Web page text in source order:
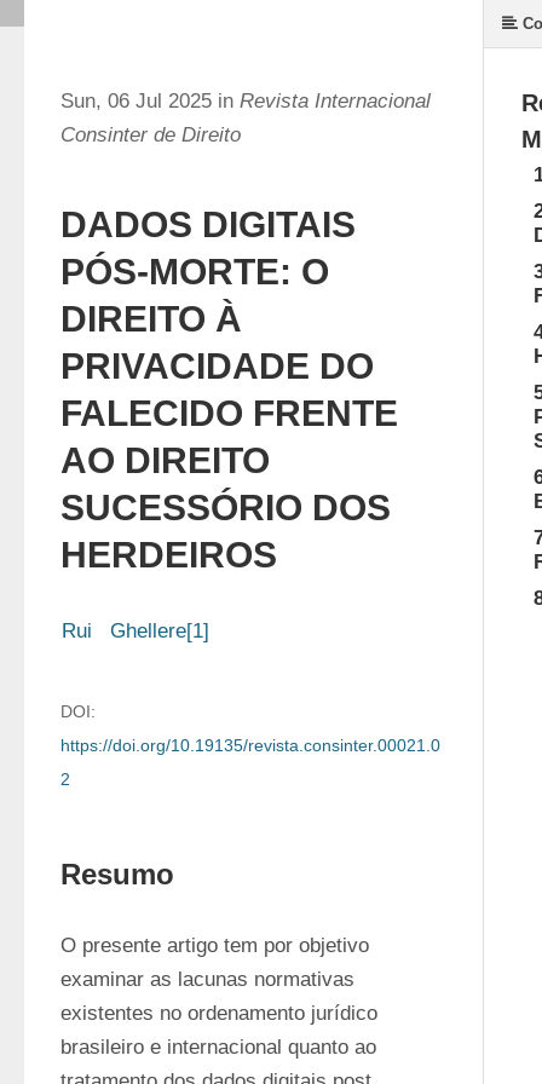
Sun, 06 Jul 2025 in Revista Internacional
Consinter de Direito
DADOS DIGITAIS
PÓS-MORTE: O
DIREITO À
PRIVACIDADE DO
FALECIDO FRENTE
AO DIREITO
SUCESSÓRIO DOS
HERDEIROS
Rui   Ghellere[1]
DOI:
https://doi.org/10.19135/revista.consinter.00021.0
2
Resumo
O presente artigo tem por objetivo
examinar as lacunas normativas
existentes no ordenamento jurídico
brasileiro e internacional quanto ao